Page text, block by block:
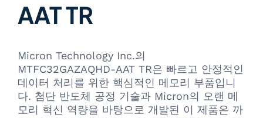
AAT TR
Micron Technology Inc.의
MTFC32GAZAQHD-AAT TR은 빠르고 안정적인
데이터 처리를 위한 핵심적인 메모리 부품입니
다. 첨단 반도체 공정 기술과 Micron의 오랜 메
모리 혁신 역량을 바탕으로 개발된 이 제품은 까